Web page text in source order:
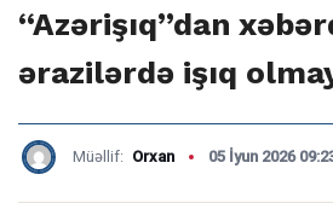
“Azərişıq”dan
ərazilərdə işıq
Müəllif: Orxan 05 İyun 2026